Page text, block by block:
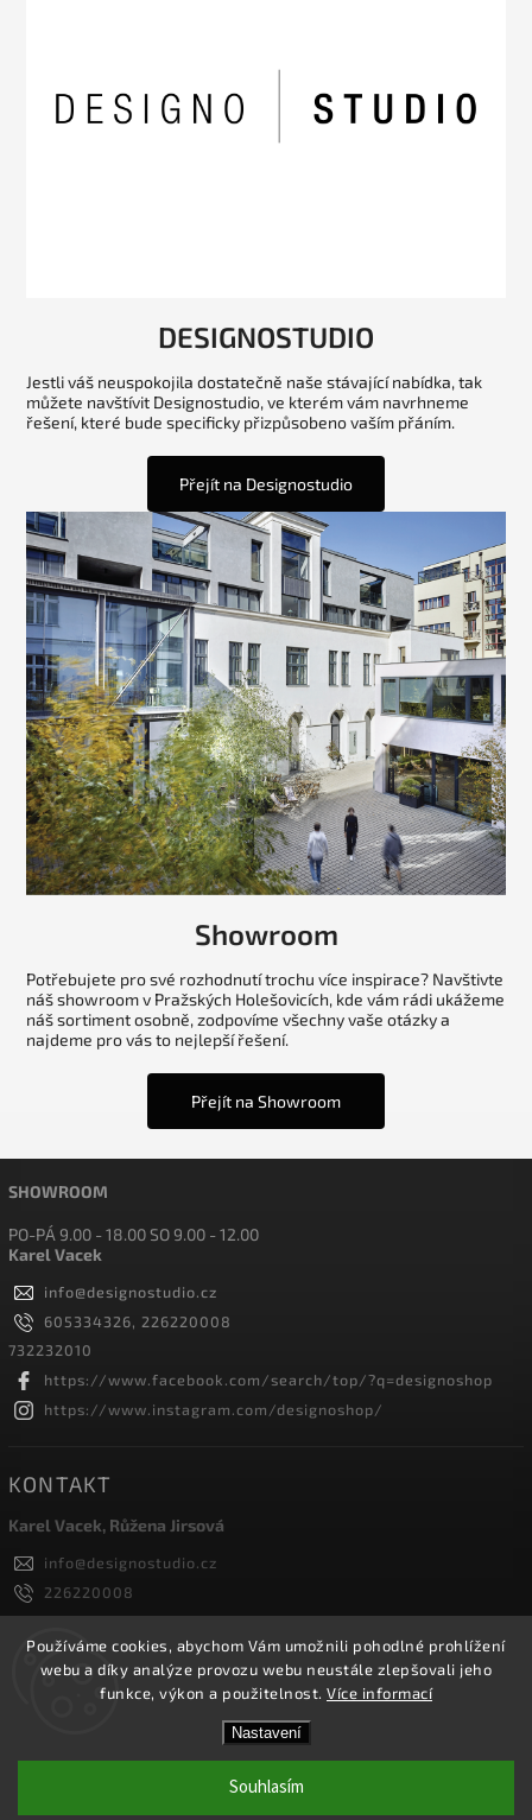
Používáme cookies, abychom Vám umožnili pohodlné prohlížení
webu a díky analýze provozu webu neustále zlepšovali jeho
funkce, výkon a použitelnost. Více informací
Nastavení
Souhlasím
DESIGNOSTUDIO
Jestli váš neuspokojila dostatečně naše stávající nabídka, tak
můžete navštívit Designostudio, ve kterém vám navrhneme
řešení, které bude specificky přizpůsobeno vaším přáním.
Přejít na Designostudio
Showroom
Potřebujete pro své rozhodnutí trochu více inspirace? Navštivte
náš showroom v Pražských Holešovicích, kde vám rádi ukážeme
náš sortiment osobně, zodpovíme všechny vaše otázky a
najdeme pro vás to nejlepší řešení.
Přejít na Showroom
SHOWROOM
PO-PÁ 9.00 - 18.00 SO 9.00 - 12.00
Karel Vacek
info@designostudio.cz
605334326, 226220008
732232010
https://www.facebook.com/search/top/?q=designoshop
https://www.instagram.com/designoshop/
KONTAKT
Karel Vacek, Růžena Jirsová
info@designostudio.cz
226220008
605334326, 732232010
Designoshop
designoshop
Designoshop. Všechna práva vyhrazena.